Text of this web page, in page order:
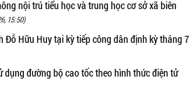
nội trú tiểu học và trung học cơ sở xã biên
15:50)
Đỗ Hữu Huy tại kỳ tiếp công dân định kỳ tháng 7
dụng đường bộ cao tốc theo hình thức điện tử